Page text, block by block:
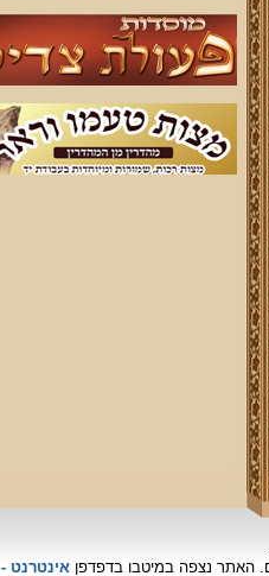
האתר נצפהבמיטבו בדפדפןאינטרנט -